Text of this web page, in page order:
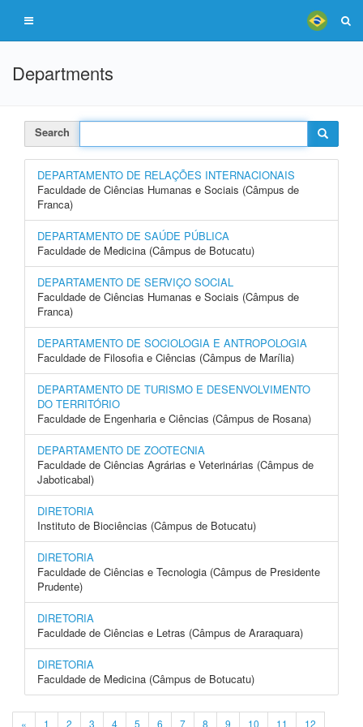
Departments
Search
DEPARTAMENTO DE RELAÇÕES INTERNACIONAIS
Faculdade de Ciências Humanas e Sociais (Câmpus de
Franca)
DEPARTAMENTO DE SAÚDE PÚBLICA
Faculdade de Medicina (Câmpus de Botucatu)
DEPARTAMENTO DE SERVIÇO SOCIAL
Faculdade de Ciências Humanas e Sociais (Câmpus de
Franca)
DEPARTAMENTO DE SOCIOLOGIA E ANTROPOLOGIA
Faculdade de Filosofia e Ciências (Câmpus de Marília)
DEPARTAMENTO DE TURISMO E DESENVOLVIMENTO
DO TERRITÓRIO
Faculdade de Engenharia e Ciências (Câmpus de Rosana)
DEPARTAMENTO DE ZOOTECNIA
Faculdade de Ciências Agrárias e Veterinárias (Câmpus de
Jaboticabal)
DIRETORIA
Instituto de Biociências (Câmpus de Botucatu)
DIRETORIA
Faculdade de Ciências e Tecnologia (Câmpus de Presidente
Prudente)
DIRETORIA
Faculdade de Ciências e Letras (Câmpus de Araraquara)
DIRETORIA
Faculdade de Medicina (Câmpus de Botucatu)
« 1 2 3 4 5 6 7 8 9 10 11 12